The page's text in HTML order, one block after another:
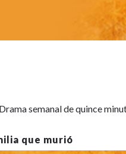
semanal de quince
que murió